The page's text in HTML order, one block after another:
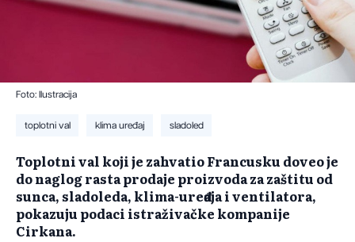
Foto: Ilustracija
toplotni val klima uređaj sladoled
Toplotni val koji je zahvatio Francusku doveo je
do naglog rasta prodaje proizvoda za zaštitu od
sunca, sladoleda, klima-uređaja i ventilatora,
pokazuju podaci istraživačke kompanije
Cirkana.